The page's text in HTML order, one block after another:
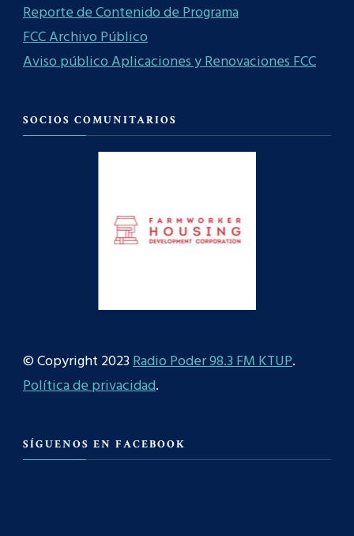
Reporte de Contenido de Programa
FCC Archivo Público
Aviso público Aplicaciones y Renovaciones FCC
SOCIOS COMUNITARIOS
© Copyright 2023Radio Poder 98.3 FM KTUP.
Política de privacidad.
SÍGUENOS EN FACEBOOK